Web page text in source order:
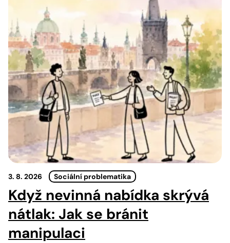
3. 8. 2026 Sociální problematika
Když nevinná nabídka skrývá
nátlak: Jak se bránit
manipulaci